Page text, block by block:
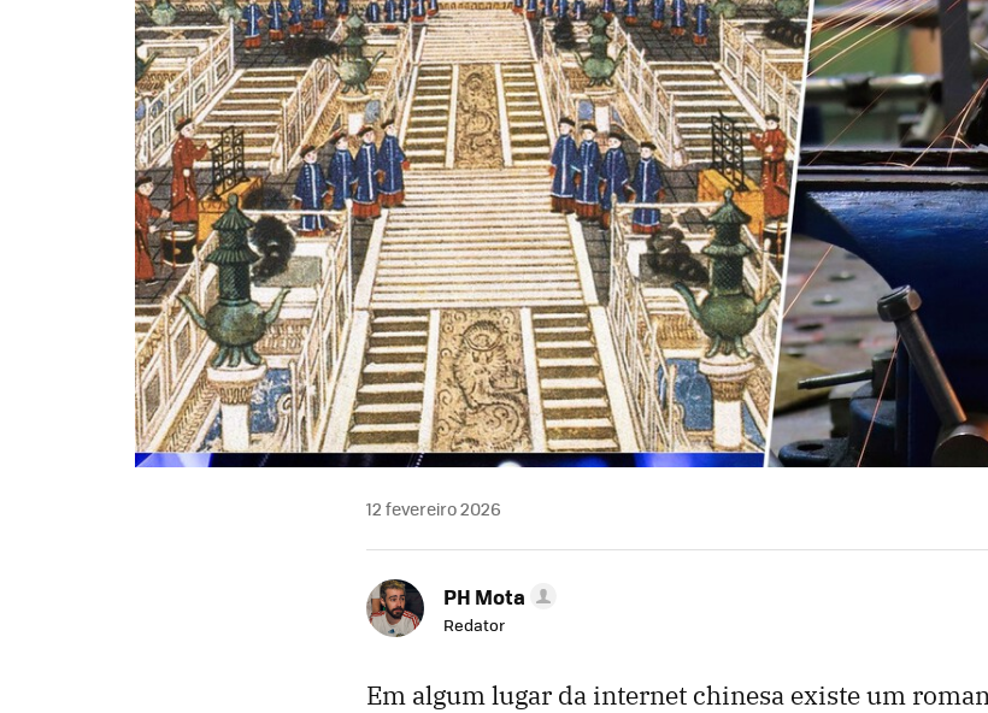
12 fevereiro 2026
PH Mota
Redator
Em algum lugar da internet chinesa existe um